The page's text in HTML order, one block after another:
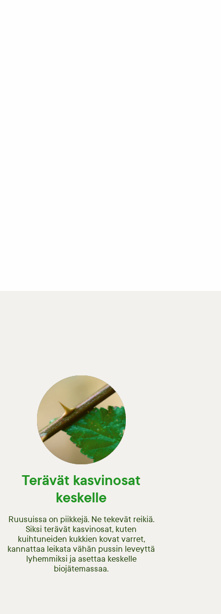
Terävät kasvinosat
keskelle
Ruusuissa on piikkejä. Ne tekevät reikiä.
Siksi terävät kasvinosat, kuten
kuihtuneiden kukkien kovat varret,
kannattaa leikata vähän pussin leveyttä
lyhemmiksi ja asettaa keskelle
biojätemassaa.